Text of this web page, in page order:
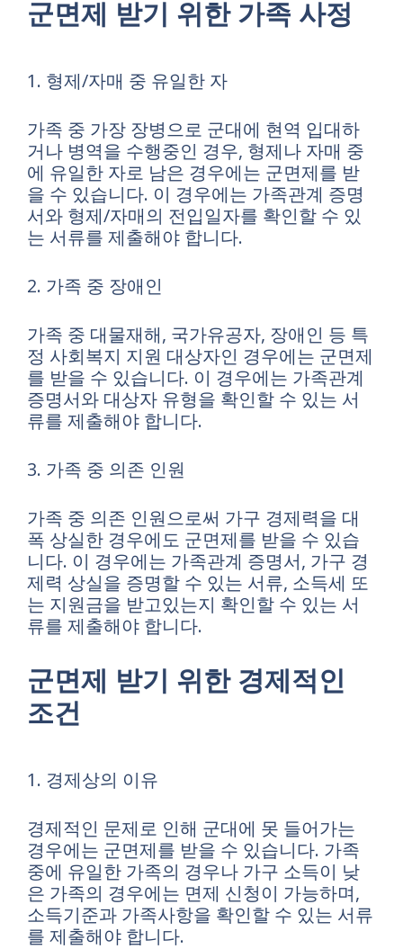
군면제 받기 위한 가족 사정
1. 형제/자매 중 유일한 자
가족 중 가장 장병으로 군대에 현역 입대하
거나 병역을 수행중인 경우, 형제나 자매 중
에 유일한 자로 남은 경우에는 군면제를 받
을 수 있습니다. 이 경우에는 가족관계 증명
서와 형제/자매의 전입일자를 확인할 수 있
는 서류를 제출해야 합니다.
2. 가족 중 장애인
가족 중 대물재해, 국가유공자, 장애인 등 특
정 사회복지 지원 대상자인 경우에는 군면제
를 받을 수 있습니다. 이 경우에는 가족관계
증명서와 대상자 유형을 확인할 수 있는 서
류를 제출해야 합니다.
3. 가족 중 의존 인원
가족 중 의존 인원으로써 가구 경제력을 대
폭 상실한 경우에도 군면제를 받을 수 있습
니다. 이 경우에는 가족관계 증명서, 가구 경
제력 상실을 증명할 수 있는 서류, 소득세 또
는 지원금을 받고있는지 확인할 수 있는 서
류를 제출해야 합니다.
군면제 받기 위한 경제적인
조건
1. 경제상의 이유
경제적인 문제로 인해 군대에 못 들어가는
경우에는 군면제를 받을 수 있습니다. 가족
중에 유일한 가족의 경우나 가구 소득이 낮
은 가족의 경우에는 면제 신청이 가능하며,
소득기준과 가족사항을 확인할 수 있는 서류
를 제출해야 합니다.